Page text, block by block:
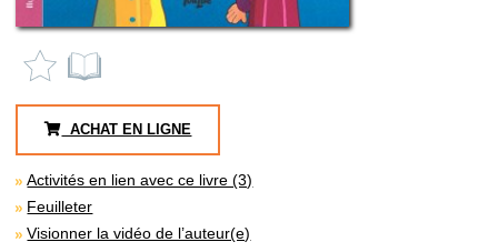
ACHAT EN LIGNE
Activités en lien avec ce livre (3)
Feuilleter
Visionner la vidéo de l’auteur(e)